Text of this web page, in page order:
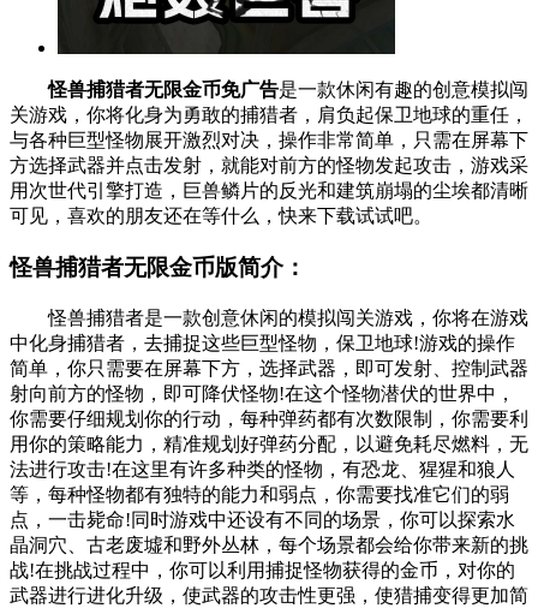
怪兽捕猎者无限金币免广告是一款休闲有趣的创意模拟闯
关游戏，你将化身为勇敢的捕猎者，肩负起保卫地球的重任，
与各种巨型怪物展开激烈对决，操作非常简单，只需在屏幕下
方选择武器并点击发射，就能对前方的怪物发起攻击，游戏采
用次世代引擎打造，巨兽鳞片的反光和建筑崩塌的尘埃都清晰
可见，喜欢的朋友还在等什么，快来下载试试吧。
怪兽捕猎者无限金币版简介：
怪兽捕猎者是一款创意休闲的模拟闯关游戏，你将在游戏
中化身捕猎者，去捕捉这些巨型怪物，保卫地球!游戏的操作
简单，你只需要在屏幕下方，选择武器，即可发射、控制武器
射向前方的怪物，即可降伏怪物!在这个怪物潜伏的世界中，
你需要仔细规划你的行动，每种弹药都有次数限制，你需要利
用你的策略能力，精准规划好弹药分配，以避免耗尽燃料，无
法进行攻击!在这里有许多种类的怪物，有恐龙、猩猩和狼人
等，每种怪物都有独特的能力和弱点，你需要找准它们的弱
点，一击毙命!同时游戏中还设有不同的场景，你可以探索水
晶洞穴、古老废墟和野外丛林，每个场景都会给你带来新的挑
战!在挑战过程中，你可以利用捕捉怪物获得的金币，对你的
武器进行进化升级，使武器的攻击性更强，使猎捕变得更加简